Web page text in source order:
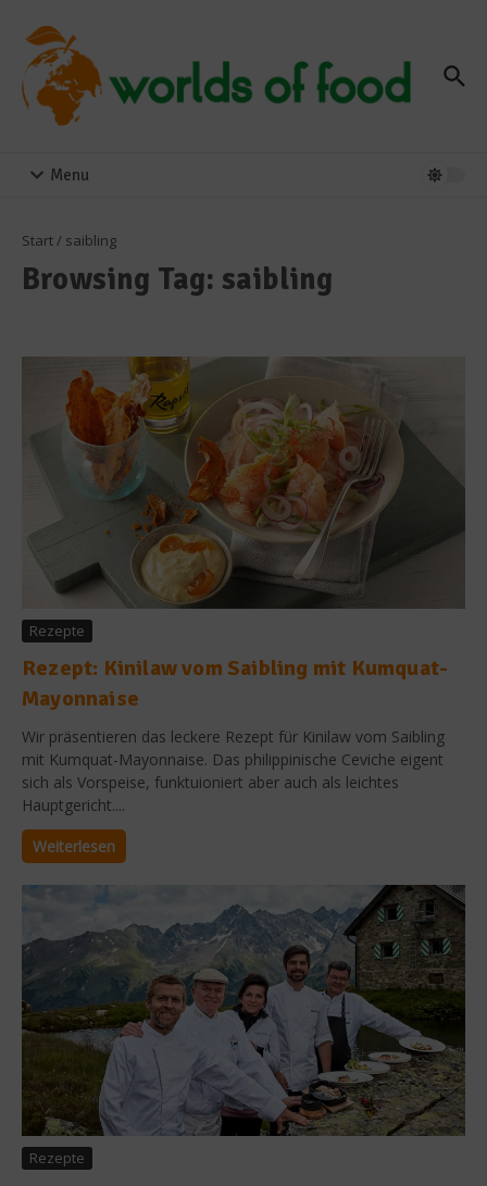
Menu
Start/ saibling
Browsing Tag: saibling
Rezepte
Rezept: Kinilaw vom Saibling mit Kumquat-
Mayonnaise
Wir präsentieren das leckere Rezept für Kinilaw vom Saibling
mit Kumquat-Mayonnaise. Das philippinische Ceviche eigent
sich als Vorspeise, funktuioniert aber auch als leichtes
Hauptgericht....
Weiterlesen
Rezepte